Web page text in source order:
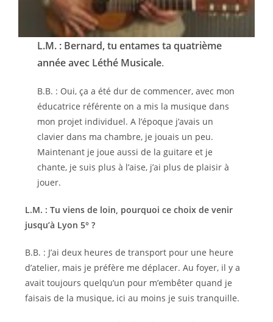
L.M. : Bernard, tu entames ta quatrième
année avec Léthé Musicale.
B.B. : Oui, ça a été dur de commencer, avec mon
éducatrice référente on a mis la musique dans
mon projet individuel. A l’époque j’avais un
clavier dans ma chambre, je jouais un peu.
Maintenant je joue aussi de la guitare et je
chante, je suis plus à l’aise, j’ai plus de plaisir à
jouer.
L.M. : Tu viens de loin, pourquoi ce choix de venir
jusqu’à Lyon 5° ?
B.B. : J’ai deux heures de transport pour une heure
d’atelier, mais je préfère me déplacer. Au foyer, il y a
avait toujours quelqu’un pour m’embêter quand je
faisais de la musique, ici au moins je suis tranquille.